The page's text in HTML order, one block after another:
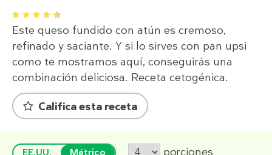
1 2 3 4 5
Este queso fundido con atún es cremoso,
refinado y saciante. Y si lo sirves con pan upsi
como te mostramos aquí, conseguirás una
combinación deliciosa. Receta cetogénica.
Califica esta receta
EE.UU. Métrico porciones